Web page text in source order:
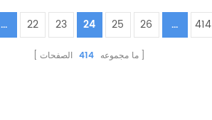
... 22 23 24 25 26 ... 414
ما مجموعه 414 الصفحات